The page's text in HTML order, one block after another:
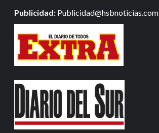
Publicidad: Publicidad@hsbnoticias.com